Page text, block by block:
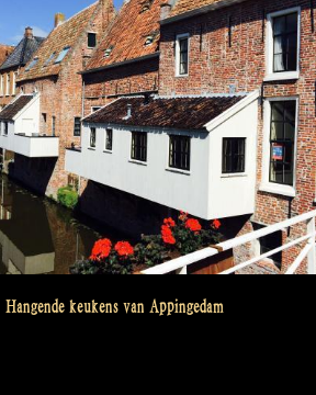
Hangende keukens van Appingedam